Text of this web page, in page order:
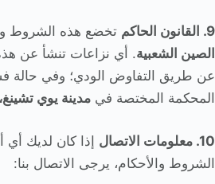
9. القانون الحاكم تخضع هذه الشروط
الصين الشعبية. أي نزاعات تنشأ عن
عن طريق التفاوض الودي؛ وفي حالة
المحكمة المختصة في مدينة يوي
10. معلومات الاتصال
إذا كان لديك
الشروط والأحكام، يرجى الاتصال بنا: